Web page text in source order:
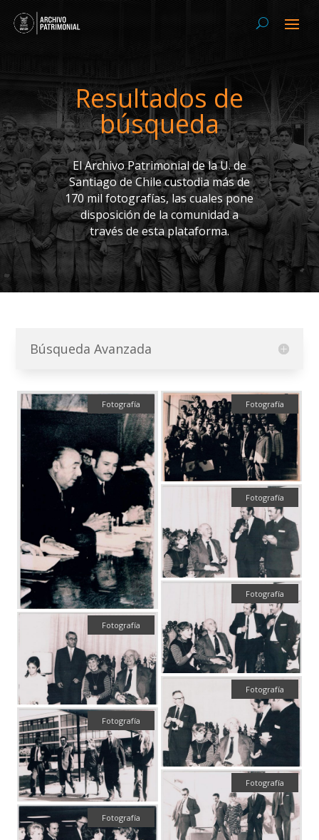
Resultados de
búsqueda
El Archivo Patrimonial de la U. de
Santiago de Chile custodia más de
170 mil fotografías, las cuales pone
disposición de la comunidad a
través de esta plataforma.
Búsqueda Avanzada
Fotografía Fotografía
Fotografía
Fotografía
Fotografía
Fotografía
Fotografía
Fotografía
Fotografía